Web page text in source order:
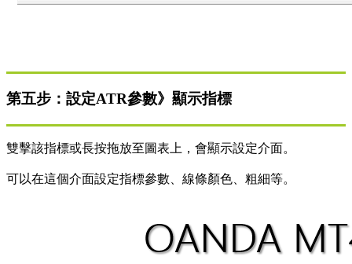
第五步：設定ATR參數》顯示指標
雙擊該指標或長按拖放至圖表上，會顯示設定介面。
可以在這個介面設定指標參數、線條顏色、粗細等。